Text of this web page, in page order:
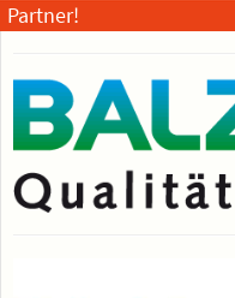
Partner!